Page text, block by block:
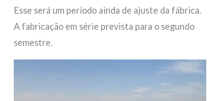
Esse será um período ainda de ajuste da fábrica.
A fabricação em série prevista para o segundo
semestre.